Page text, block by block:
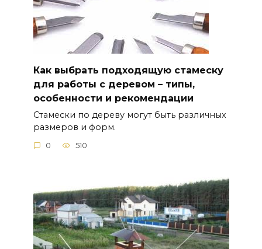
Как выбрать подходящую стамеску
для работы с деревом – типы,
особенности и рекомендации
Стамески по дереву могут быть различных
размеров и форм.
0 510